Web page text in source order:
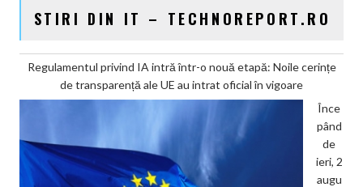
STIRI DIN IT – TECHNOREPORT.RO
Regulamentul privind IA intră într-o nouă etapă: Noile cerințe
de transparență ale UE au intrat oficial în vigoare
Înce
pând
de
ieri, 2
augu